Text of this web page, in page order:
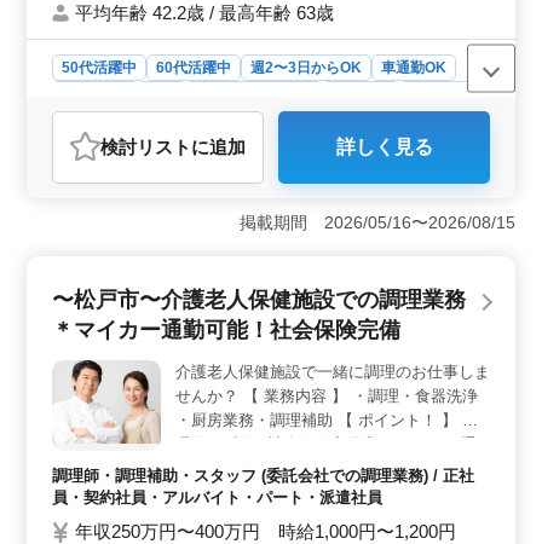
く、働きやすい環境が整っています。
平均年齢 42.2歳 / 最高年齢 63歳
50代活躍中 60代活躍中 週2〜3日からOK
車通勤OK
おすすめポイント
＜生活リズムが崩れにくい勤務環境＞ 遅くても18:00ま
でのお仕事、残業はありません。完全週休2日制のシフト
で、週3日から勤務でき、家事やプライベートと両立しや
食材の切込みや調理、盛付けなど、これまでの厨房スキ
ルをそのまま活かせます。 ＜通勤しやすい・福利厚
給。通勤面でも不自由しません。 また、社保完備のほ
か福利厚生も整っています。
検討リスト に追加 詳しく見る
掲載期間 2026/05/16〜2026/08/15
〜松戸市〜介護老人保健施設での調理業務
＊マイカー通勤可能！社会保険完備
介護老人保健施設で一緒に調理のお仕事しま
せんか？ 【 業務内容 】 ・調理・食器洗浄
・厨房業務・調理補助 【 ポイント！ 】 ・
勤可能！ 皆様からのご応募お待ちしており
ます！
調理師・調理補助・スタッフ (委託会社での調理業務) / 正社
員・契約社員・アルバイト・パート・派遣社員
年収250万円〜400万円 時給1,000円〜1,200円